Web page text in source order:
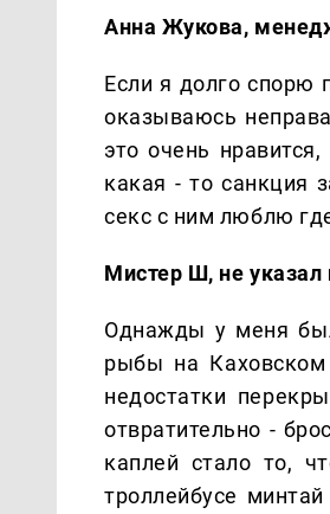
Анна Жукова,
Если я долго спорю
оказываюсь
это очень
какая - то санкция
секс с ним люблю
Мистер Ш, не
Однажды у меня
рыбы на
недостатки
отвратительно -
каплей стало то,
троллейбусе